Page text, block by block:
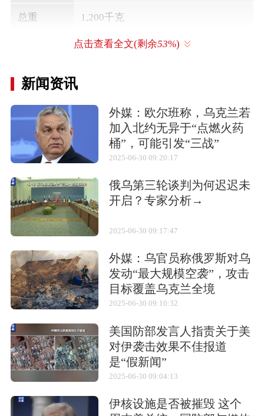
总重 1,200千克
10,000米
相关武器
“飓风” “特鲁埃尔”3式
结构特点
该炮的发射架的高低和方向瞄准由电视操纵，
用于精准瞄准；还配有首轮进行人工瞄准。瞄
准装置为BR2式迫击炮用瞄准具，也可采用周
视瞄准镜。火箭炮发射由遥控发射装置控制，
点击查看全文(剩余53%)
新闻资讯
外媒：欧尔班称，乌克兰若
加入北约无异于“点燃火药
桶”，可能引发“三战”
2025-06-30 09:20:17
俄乌第三轮谈判为何迟迟未
开启？专家分析→
2025-06-30 09:17:47
外媒：乌官员称俄罗斯对乌
发动“最大规模空袭”，攻击
目标覆盖乌克兰全境
2025-06-30 09:10:32
美国防部发言人指责关于美
对伊袭击效果不佳报道
是“假新闻”
2025-06-30 09:04:13
伊核设施是否被摧毁 这个